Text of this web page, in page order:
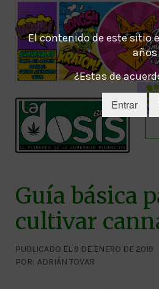
El contenido de este sitio
años
¿Estas de
Entrar
Guía básica
cultivar
PUBLICADO EL 9 DE ENERO DE 2019
POR: ADRIÁN TOVAR